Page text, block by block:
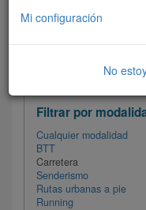
Filtrar las rutas
Filtrar por
Cualquier modalidad
BTT
Carretera
Senderismo
Rutas urbanas a pie
Running
Mi configuración
No